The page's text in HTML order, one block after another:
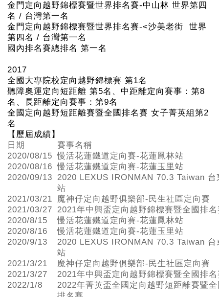
金門定向越野錦標賽暨世界排名賽-中山林 世界第四
名 / 台灣第一名
金門定向越野錦標賽暨世界排名賽-<沙美老街 世界
第四名 / 台灣第一名
國內排名賽總排名 第一名
2017
全國大專院校定向越野錦標賽 第1名
聽障奧運定向短距離 第5名、中距離定向賽事：第8
名、長距離定向賽事：第9名
全國定向越野短距離賽暨全國排名賽 女子菁英組第2
名
【歷屆成績】
日期
賽事名稱
2020/08/15 慢活花蓮鐵道定向賽-花蓮鳳林站
2020/08/16 慢活花蓮鐵道定向賽-花蓮玉里站
2020/09/13
2020 LEXUS IRONMAN 70.3 Taiwan 台
站
2021/03/21
魔神仔定向越野俱樂部-民生社區定向賽
2021/03/27
2021年中興盃定向越野錦標賽暨全國排
2020/8/15
慢活花蓮鐵道定向賽-花蓮鳳林站
2020/8/16
慢活花蓮鐵道定向賽-花蓮玉里站
2020/9/13
2020 LEXUS IRONMAN 70.3 Taiwan 台
站
2021/3/21
魔神仔定向越野俱樂部-民生社區定向賽
2021/3/27
2021年中興盃定向越野錦標賽暨全國排
2022/1/8
2022年菁英盃全國定向越野短距離賽暨